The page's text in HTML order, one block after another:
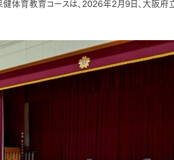
育教育コースは、2026年2月9日、大阪府